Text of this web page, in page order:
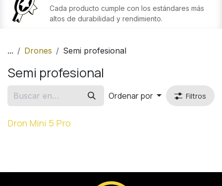
Cada producto cumple con los estándares más
altos de durabilidad y rendimiento.
... Drones Semi profesional
Semi profesional
Ordenar por Filtros
Venta
Dron Mini 5 Pro